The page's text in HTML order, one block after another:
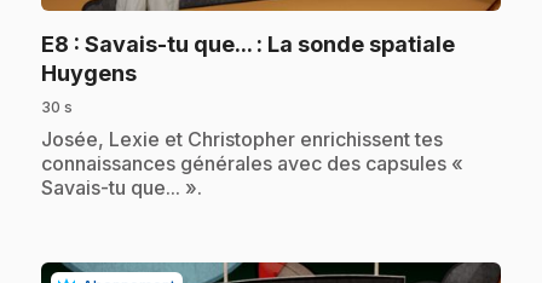
E8 : Savais-tu que... : La sonde spatiale
Huygens.
30 s
.Josée, Lexie et Christopher enrichissent tes
connaissances générales avec des capsules «
Savais-tu que... ».